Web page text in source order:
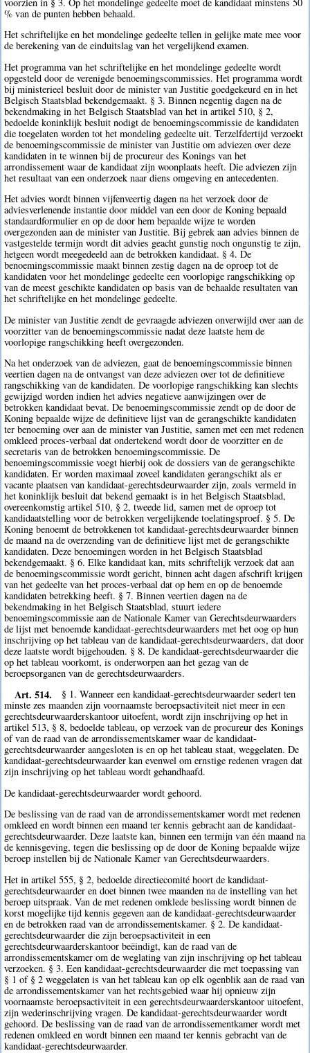
% van de punten hebben behaald.
Het schriftelijke en het mondelinge gedeelte tellen in gelijke mate mee voor
de berekening van de einduitslag van het vergelijkend examen.
Het programma van het schriftelijke en het mondelinge gedeelte wordt
opgesteld door de verenigde benoemingscommissies. Het programma wordt
bij ministerieel besluit door de minister van Justitie goedgekeurd en in het
Belgisch Staatsblad bekendgemaakt. § 3. Binnen negentig dagen na de
bekendmaking in het Belgisch Staatsblad van het in artikel 510, § 2,
bedoelde koninklijk besluit nodigt de benoemingscommissie de kandidaten
die toegelaten worden tot het mondeling gedeelte uit. Terzelfdertijd verzoekt
de benoemingscommissie de minister van Justitie om adviezen over deze
kandidaten in te winnen bij de procureur des Konings van het
arrondissement waar de kandidaat zijn woonplaats heeft. Die adviezen zijn
het resultaat van een onderzoek naar diens omgeving en antecedenten.
Het advies wordt binnen vijfenveertig dagen na het verzoek door de
adviesverlenende instantie door middel van een door de Koning bepaald
standaardformulier en op de door hem bepaalde wijze te worden
overgezonden aan de minister van Justitie. Bij gebrek aan advies binnen de
vastgestelde termijn wordt dit advies geacht gunstig noch ongunstig te zijn,
hetgeen wordt meegedeeld aan de betrokken kandidaat. § 4. De
benoemingscommissie maakt binnen zestig dagen na de oproep tot de
kandidaten voor het mondelinge gedeelte een voorlopige rangschikking op
van de meest geschikte kandidaten op basis van de behaalde resultaten van
het schriftelijke en het mondelinge gedeelte.
De minister van Justitie zendt de gevraagde adviezen onverwijld over aan de
voorzitter van de benoemingscommissie nadat deze laatste hem de
voorlopige rangschikking heeft overgezonden.
Na het onderzoek van de adviezen, gaat de benoemingscommissie binnen
veertien dagen na de ontvangst van deze adviezen over tot de definitieve
rangschikking van de kandidaten. De voorlopige rangschikking kan slechts
gewijzigd worden indien het advies negatieve aanwijzingen over de
betrokken kandidaat bevat. De benoemingscommissie zendt op de door de
Koning bepaalde wijze de definitieve lijst van de gerangschikte kandidaten
ter benoeming over aan de minister van Justitie, samen met een met redenen
omkleed proces-verbaal dat ondertekend wordt door de voorzitter en de
secretaris van de betrokken benoemingscommissie. De
benoemingscommissie voegt hierbij ook de dossiers van de gerangschikte
kandidaten. Er worden maximaal zoveel kandidaten gerangschikt als er
vacante plaatsen van kandidaat-gerechtsdeurwaarder zijn, zoals vermeld in
het koninklijk besluit dat bekend gemaakt is in het Belgisch Staatsblad,
overeenkomstig artikel 510, § 2, tweede lid, samen met de oproep tot
kandidaatstelling voor de betrokken vergelijkende toelatingsproef. § 5. De
Koning benoemt de betrokkenen tot kandidaat-gerechtsdeurwaarder binnen
de maand na de overzending van de definitieve lijst met de gerangschikte
kandidaten. Deze benoemingen worden in het Belgisch Staatsblad
bekendgemaakt. § 6. Elke kandidaat kan, mits schriftelijk verzoek dat aan
de benoemingscommissie wordt gericht, binnen acht dagen afschrift krijgen
van het gedeelte van het proces-verbaal dat op hem en op de benoemde
kandidaten betrekking heeft. § 7. Binnen veertien dagen na de
bekendmaking in het Belgisch Staatsblad, stuurt iedere
benoemingscommissie aan de Nationale Kamer van Gerechtsdeurwaarders
de lijst met benoemde kandidaat-gerechtsdeurwaarders met het oog op hun
inschrijving op het tableau van de kandidaat-gerechtsdeurwaarders, dat door
deze laatste wordt bijgehouden. § 8. De kandidaat-gerechtsdeurwaarder die
op het tableau voorkomt, is onderworpen aan het gezag van de
beroepsorganen van de gerechtsdeurwaarders.
Art. 514.
§ 1. Wanneer een kandidaat-gerechtsdeurwaarder sedert ten
minste zes maanden zijn voornaamste beroepsactiviteit niet meer in een
gerechtsdeurwaarderskantoor uitoefent, wordt zijn inschrijving op het in
artikel 513, § 8, bedoelde tableau, op verzoek van de procureur des Konings
of van de raad van de arrondissementskamer waar de kandidaat-
gerechtsdeurwaarder aangesloten is en op het tableau staat, weggelaten. De
kandidaat-gerechtsdeurwaarder kan evenwel om ernstige redenen vragen dat
zijn inschrijving op het tableau wordt gehandhaafd.
De kandidaat-gerechtsdeurwaarder wordt gehoord.
De beslissing van de raad van de arrondissementskamer wordt met redenen
omkleed en wordt binnen een maand ter kennis gebracht aan de kandidaat-
gerechtsdeurwaarder. Deze laatste kan, binnen een termijn van één maand na
de kennisgeving, tegen die beslissing op de door de Koning bepaalde wijze
beroep instellen bij de Nationale Kamer van Gerechtsdeurwaarders.
Het in artikel 555, § 2, bedoelde directiecomité hoort de kandidaat-
gerechtsdeurwaarder en doet binnen twee maanden na de instelling van het
beroep uitspraak. Van de met redenen omklede beslissing wordt binnen de
korst mogelijke tijd kennis gegeven aan de kandidaat-gerechtsdeurwaarder
en de betrokken raad van de arrondissementskamer. § 2. De kandidaat-
gerechtsdeurwaarder die zijn beroepsactiviteit in een
gerechtsdeurwaarderskantoor beëindigt, kan de raad van de
arrondissementskamer om de weglating van zijn inschrijving op het tableau
verzoeken. § 3. Een kandidaat-gerechtsdeurwaarder die met toepassing van
§ 1 of § 2 weggelaten is van het tableau kan op elk ogenblik aan de raad van
de arrondissementskamer van het rechtsgebied waar hij opnieuw zijn
voornaamste beroepsactiviteit in een gerechtsdeurwaarderskantoor uitoefent,
zijn wederinschrijving vragen. De kandidaat-gerechtsdeurwaarder wordt
gehoord. De beslissing van de raad van de arrondissementkamer wordt met
redenen omkleed en wordt binnen een maand ter kennis gebracht van de
kandidaat-gerechtsdeurwaarder.